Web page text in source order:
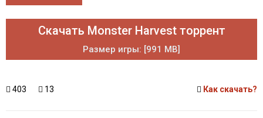
Скачать Monster Harvest торрент
Размер игры: [991 MB]
403 13 Как скачать?